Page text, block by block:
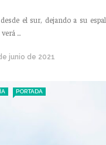
el sur, dejando a su
...
junio de 2021
PORTADA